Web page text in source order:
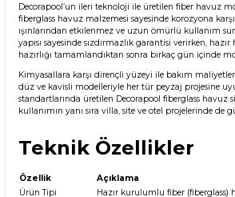
Decorapool’un ileri teknoloji ile üretilen fiber havuz
fiberglass havuz malzemesi sayesinde korozyona
ışınlarından etkilenmez ve uzun ömürlü kullanım
yapısı sayesinde sızdırmazlık garantisi verirken, hazır
hazırlığı tamamlandıktan sonra birkaç gün içinde
Kimyasallara karşı dirençli yüzeyi ile bakım
düz ve kavisli modelleriyle her tür peyzaj projesine
standartlarında üretilen Decorapool fiberglass havuz
kullanımın yanı sıra villa, site ve otel projelerinde de
Teknik Özellikler
Özellik
Açıklama
Ürün Tipi
Hazır kurulumlu fiber (fiberglass)